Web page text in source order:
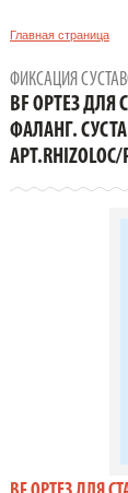
Главная страница
ФАЛАНГ.
АРТ.RHIZOLOC/
ФИКСАЦИЯ
BF ОРТЕЗ ДЛЯ
ФАЛАНГ.
АРТ.RHIZOLOC/